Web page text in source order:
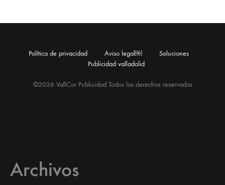
©2026 VallCor Publicidad Todos los derechos reservados
Política de privacidad Aviso legal￼
Soluciones
Publicidad valladolid
Archivos